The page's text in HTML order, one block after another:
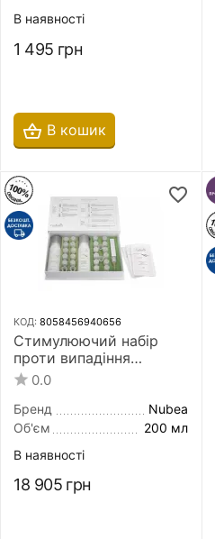
В наявності
1 495 грн
В кошик
КОД: 8058456940656
Стимулюючий набір
проти випадіння
волосся Nubea Sursum
Anti-Hairloss Adjuvant
Treatment Kit
0.0
Бренд
Nubea
Об'єм
200 мл
В наявності
18 905 грн